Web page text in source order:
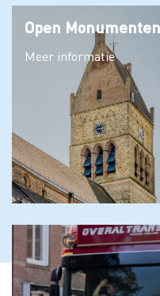
Open
Meer informatie